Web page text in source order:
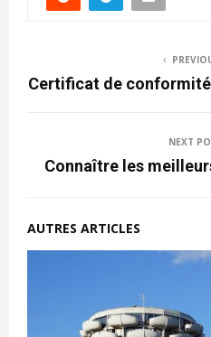
Certificat de conformité
NEXT
Connaître les
AUTRES ARTICLES